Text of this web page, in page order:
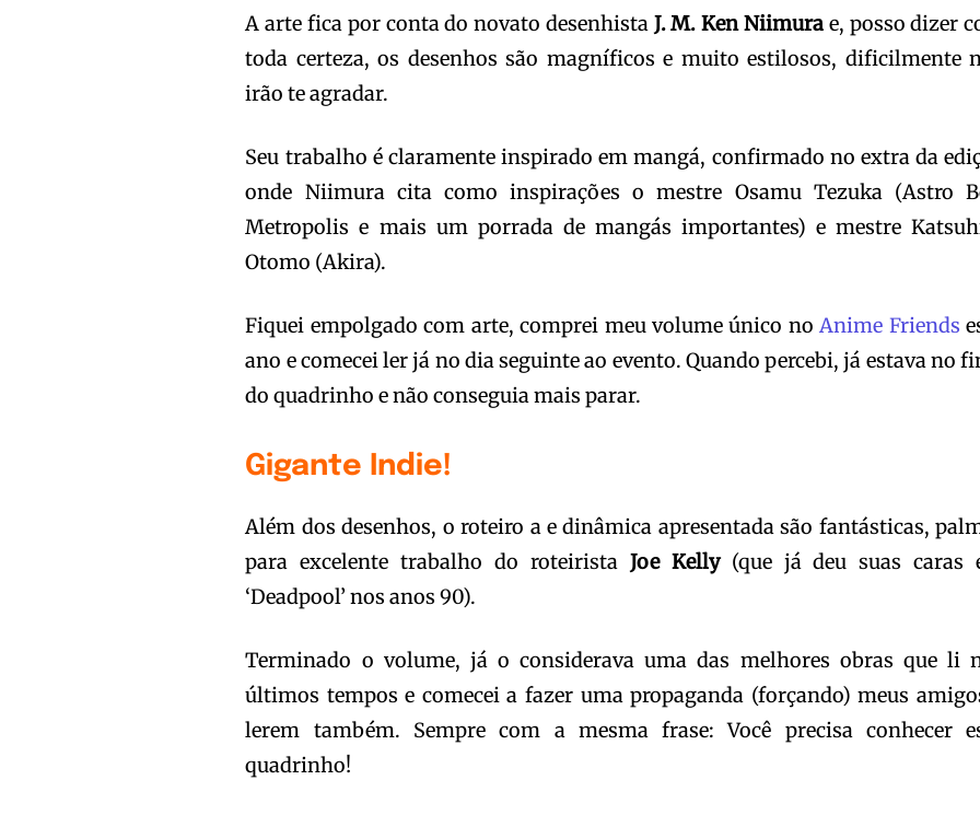
A arte fica por conta do novato desenhistaJ. M. Ken Niimura e, posso dizer
toda certeza, os desenhos são magníficos e muito estilosos, dificilmente
irão te agradar.
Seu trabalho é claramente inspirado em mangá, confirmado no extra da
onde Niimura cita como inspirações o mestre Osamu Tezuka (Astro
Metropolis e mais um porrada de mangás importantes) e mestre
Otomo (Akira).
Fiquei empolgado com arte, comprei meu volume único noAnime Friends
ano e comecei ler já no dia seguinte ao evento. Quando percebi, já estava no
do quadrinho e não conseguia mais parar.
Gigante Indie!
Além dos desenhos, o roteiro a e dinâmica apresentada são fantásticas,
para excelente trabalho do roteirista Joe Kelly(que já deu suas caras
‘Deadpool’ nos anos 90).
Terminado o volume, já o considerava uma das melhores obras que li
últimos tempos e comecei a fazer uma propaganda (forçando) meus
lerem também. Sempre com a mesma frase: Você precisa conhecer
quadrinho!